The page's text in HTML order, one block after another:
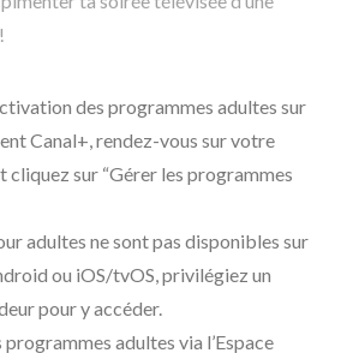
des programmes adultes sur
Canal+, rendez-vous sur votre
cliquez sur “Gérer les programmes
adultes ne sont pas disponibles sur
ou iOS/tvOS, privilégiez un
pour y accéder.
adultes via l’Espace